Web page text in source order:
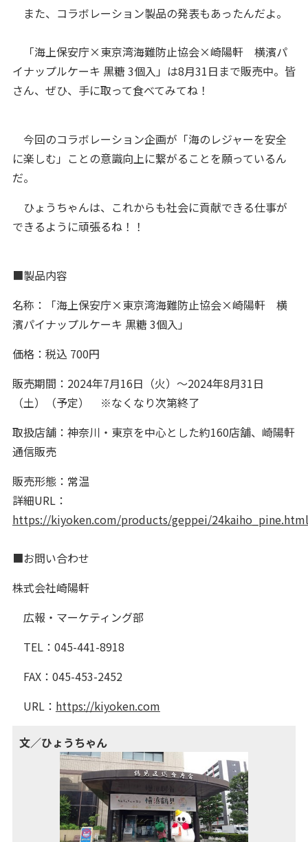
また、コラボレーション製品の発表もあったんだよ。
「海上保安庁×東京湾海難防止協会×崎陽軒 横濱パ
イナップルケーキ 黒糖 3個入」は8月31日まで販売中。皆
さん、ぜひ、手に取って食べてみてね！
今回のコラボレーション企画が「海のレジャーを安全
に楽しむ」ことの意識向上に繋がることを願っているん
だ。
ひょうちゃんは、これからも社会に貢献できる仕事が
できるように頑張るね！！
■製品内容
名称：「海上保安庁×東京湾海難防止協会×崎陽軒 横
濱パイナップルケーキ 黒糖 3個入」
価格：税込 700円
販売期間：2024年7月16日（火）～2024年8月31日
（土）（予定） ※なくなり次第終了
取扱店舗：神奈川・東京を中心とした約160店舗、崎陽軒
通信販売
販売形態：常温
詳細URL：
https://kiyoken.com/products/geppei/24kaiho_pine.html
■お問い合わせ
株式会社崎陽軒
広報・マーケティング部
TEL：045-441-8918
FAX：045-453-2452
URL： https://kiyoken.com
文／ひょうちゃん